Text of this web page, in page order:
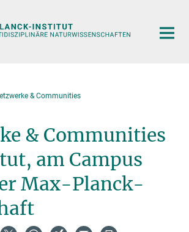
& Communities
& Communities
am Campus
Max-Planck-